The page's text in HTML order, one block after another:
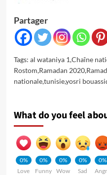
Partager
Tags: al wataniya 1,Chaîne
Rostom,Ramadan 2020,
nationale,tunisie,yosri
What do you feel
0%
Love
0%
Funny
0%
Wow
0%
Sad
0%